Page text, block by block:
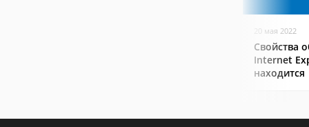
20 мая 2022
Свойства
Internet
находится